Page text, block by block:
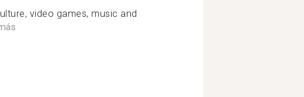
video games, music and